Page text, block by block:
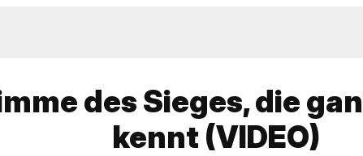
des Sieges, die
kennt (VIDEO)